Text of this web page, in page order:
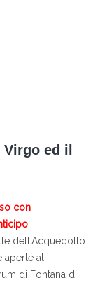
ed il
con
.
dell'Acquedotto
aperte al
di Fontana di